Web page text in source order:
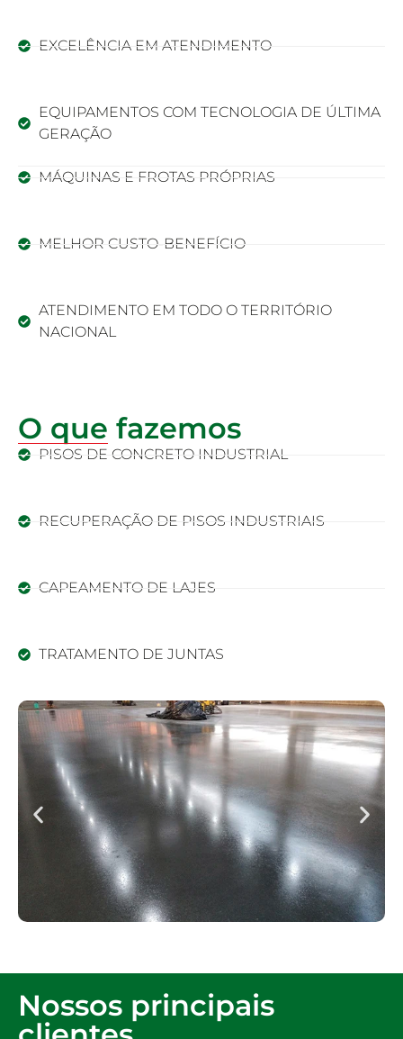
EXCELÊNCIA EM ATENDIMENTO
EQUIPAMENTOS COM TECNOLOGIA DE ÚLTIMA
GERAÇÃO
MÁQUINAS E FROTAS PRÓPRIAS
MELHOR CUSTO-BENEFÍCIO
ATENDIMENTO EM TODO O TERRITÓRIO
NACIONAL
O que fazemos
PISOS DE CONCRETO INDUSTRIAL
RECUPERAÇÃO DE PISOS INDUSTRIAIS
CAPEAMENTO DE LAJES
TRATAMENTO DE JUNTAS
Nossos principais